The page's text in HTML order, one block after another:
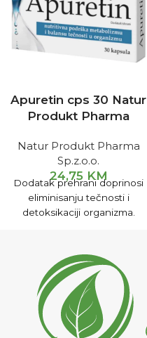
Apuretin cps 30 Natur
Produkt Pharma
Natur Produkt Pharma
Sp.z.o.o.
24,75 KM
Dodatak prehrani doprinosi
eliminisanju tečnosti i
detoksikaciji organizma.